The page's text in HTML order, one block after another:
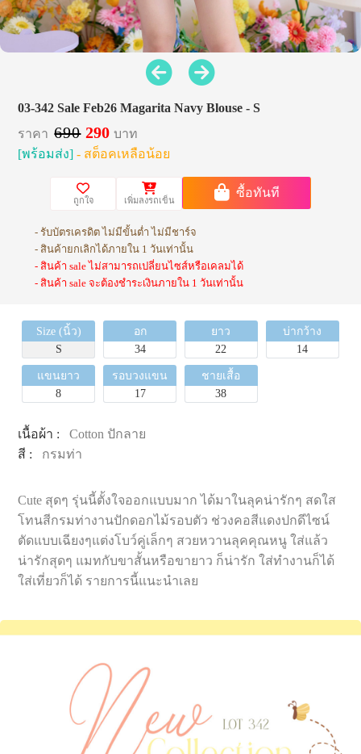
03-342 Sale Feb26 Magarita Navy Blouse - S
ราคา 690 290บาท
[พร้อมส่ง]- สต็อคเหลือน้อย
ถูกใจ เพิ่มลงรถเข็น
ซื้อทันที
- รับบัตรเครดิต ไม่มีขั้นต่ำ ไม่มีชาร์จ
- สินค้ายกเลิกได้ภายใน 1 วันเท่านั้น
- สินค้า sale ไม่สามารถเปลี่ยนไซส์หรือเคลมได้
- สินค้า sale จะต้องชำระเงินภายใน 1 วันเท่านั้น
Size (นิ้ว)
S
อก
34
ยาว
22
บ่ากว้าง
14
แขนยาว
8
รอบวงแขน
17
ชายเสื้อ
38
เนื้อผ้า :Cotton ปักลาย
สี : กรมท่า
Cute สุดๆ รุ่นนี้ตั้งใจออกแบบมาก ได้มาในลุคน่ารักๆ สดใส
โทนสีกรมท่างานปักดอกไม้รอบตัว ช่วงคอสีแดงปกดีไซน์
ตัดแบบเฉียงๆแต่งโบว์คู่เล็กๆ สวยหวานลุคคุณหนู ใส่แล้ว
น่ารักสุดๆ แมทกับขาสั้นหรือขายาว ก็น่ารัก ใส่ทำงานก็ได้
ใส่เที่ยวก็ได้ รายการนี้แนะนำเลย